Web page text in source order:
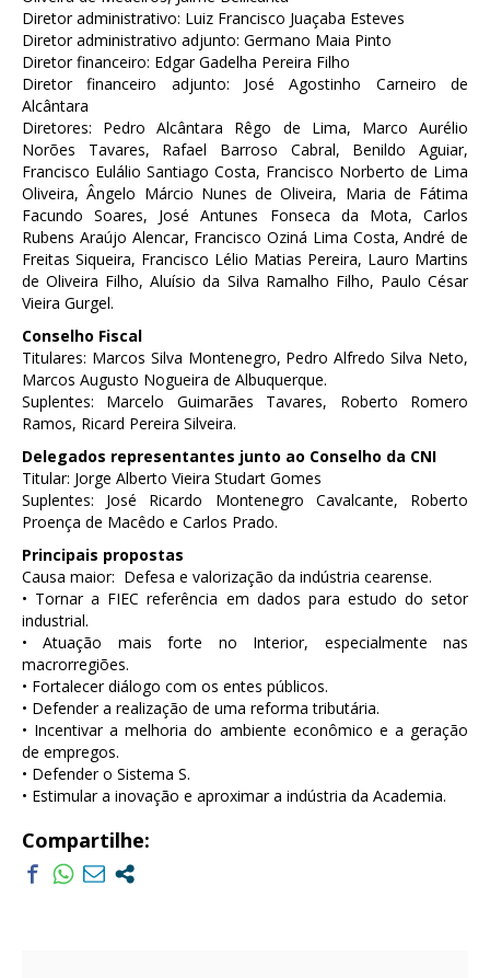
Diretor administrativo: Luiz Francisco Juaçaba Esteves
Diretor administrativo adjunto: Germano Maia Pinto
Diretor financeiro: Edgar Gadelha Pereira Filho
Diretor financeiro adjunto: José Agostinho Carneiro de
Alcântara
Diretores: Pedro Alcântara Rêgo de Lima, Marco Aurélio
Norões Tavares, Rafael Barroso Cabral, Benildo Aguiar,
Francisco Eulálio Santiago Costa, Francisco Norberto de Lima
Oliveira, Ângelo Márcio Nunes de Oliveira, Maria de Fátima
Facundo Soares, José Antunes Fonseca da Mota, Carlos
Rubens Araújo Alencar, Francisco Oziná Lima Costa, André de
Freitas Siqueira, Francisco Lélio Matias Pereira, Lauro Martins
de Oliveira Filho, Aluísio da Silva Ramalho Filho, Paulo César
Vieira Gurgel.
Conselho Fiscal
Titulares: Marcos Silva Montenegro, Pedro Alfredo Silva Neto,
Marcos Augusto Nogueira de Albuquerque.
Suplentes: Marcelo Guimarães Tavares, Roberto Romero
Ramos, Ricard Pereira Silveira.
Delegados representantes junto ao Conselho da CNI
Titular: Jorge Alberto Vieira Studart Gomes
Suplentes: José Ricardo Montenegro Cavalcante, Roberto
Proença de Macêdo e Carlos Prado.
Principais propostas
Causa maior: Defesa e valorização da indústria cearense.
• Tornar a FIEC referência em dados para estudo do setor
industrial.
• Atuação mais forte no Interior, especialmente nas
macrorregiões.
• Fortalecer diálogo com os entes públicos.
• Defender a realização de uma reforma tributária.
• Incentivar a melhoria do ambiente econômico e a geração
de empregos.
• Defender o Sistema S.
• Estimular a inovação e aproximar a indústria da Academia.
Compartilhe: